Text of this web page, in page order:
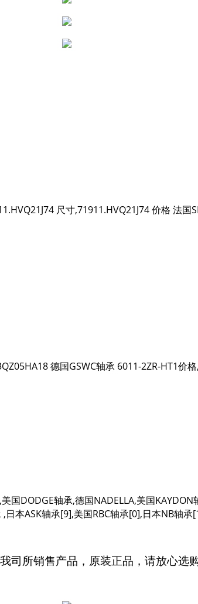
尺寸,71911.HVQ21J74 价格 法
德国GSWC轴承 6011-2ZR-HT1价
DODGE轴承,德国NADELLA,美国
本ASK轴承[9],美国RBC轴承[0],日本NB轴
司所销售产品，原装正品，请放心选购